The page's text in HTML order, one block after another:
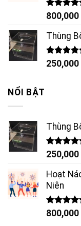
Được xếp
hạng
5 sao
800,000
Thùng
Được xếp
hạng
250,000
NỔI BẬT
Thùng
Được xếp
hạng
5 sao
250,000
Hoạt
Niên
Được xếp
hạng
800,000